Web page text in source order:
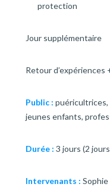
protection
Jour supplémentaire
Retour
Public :
jeunes enfants,
Durée : 3 jours (2
Intervenants :